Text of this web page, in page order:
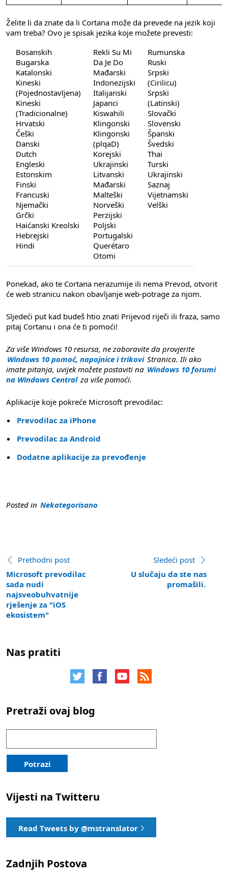
Želite li da znate da li Cortana može da prevede na jezik koji
vam treba? Ovo je spisak jezika koje možete prevesti:
Bosanskih
Bugarska
Katalonski
Kineski
(Pojednostavljena)
Kineski
(Tradicionalne)
Hrvatski
Češki
Danski
Dutch
Engleski
Estonskim
Finski
Francuski
Njemački
Grčki
Haićanski Kreolski
Hebrejski
Hindi
Rekli Su Mi
Da Je Do
Mađarski
Indonezijski
Italijanski
Japanci
Kiswahili
Klingonski
Klingonski
(plqaD)
Korejski
Ukrajinski
Litvanski
Mađarski
Malteški
Norveški
Perzijski
Poljski
Portugalski
Querétaro
Otomi
Rumunska
Ruski
Srpski
(Cirilicu)
Srpski
(Latinski)
Slovački
Slovenski
Španski
Švedski
Thai
Turski
Ukrajinski
Saznaj
Vijetnamski
Velški
Ponekad, ako te Cortana nerazumije ili nema Prevod, otvorit
će web stranicu nakon obavljanje web-potrage za njom.
Sljedeći put kad budeš htio znati Prijevod riječi ili fraza, samo
pitaj Cortanu i ona će ti pomoći!
Za više Windows 10 resursa, ne zaboravite da provjerite
Windows 10 pomoć, napojnice i trikovi Stranica. Ili ako
imate pitanja, uvijek možete postaviti na Windows 10 forumi
na Windows Central za više pomoći.
Aplikacije koje pokreće Microsoft prevodilac:
Prevodilac za iPhone
Prevodilac za Android
Dodatne aplikacije za prevođenje
Posted in Nekategorisano
Prethodni post
Microsoft prevodilac
sada nudi
najsveobuhvatnije
rješenje za "iOS
ekosistem"
Sledeći post
U slučaju da ste nas
promašili.
Nas pratiti
Pretraži ovaj blog
Potrazi
Vijesti na Twitteru
Read Tweets by @mstranslator
Zadnjih Postova